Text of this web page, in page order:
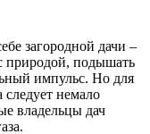
загородной дачи –
природой, подышать
импульс. Но для
следует немало
владельцы дач